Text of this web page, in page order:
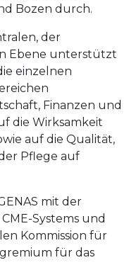
Bozen durch.
der
Ebene unterstützt
einzelnen
Finanzen und
die Wirksamkeit
auf die Qualität,
Pflege auf
mit der
Systems und
Kommission für
für das